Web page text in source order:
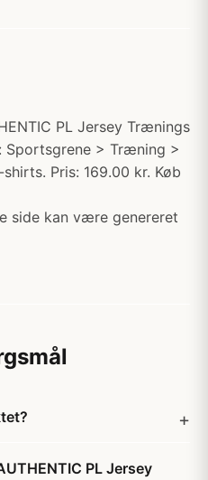
PL Jersey Trænings
Sportsgrene > Træning >
Pris: 169.00 kr. Køb
side kan være genereret
PL Jersey